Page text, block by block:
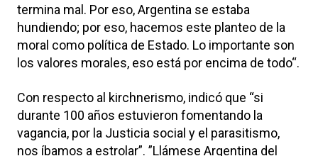
termina mal. Por eso, Argentina se estaba
hundiendo; por eso, hacemos este planteo de la
moral como política de Estado. Lo importante son
los valores morales, eso está por encima de todo“.
Con respecto al kirchnerismo, indicó que “si
durante 100 años estuvieron fomentando la
vagancia, por la Justicia social y el parasitismo,
nos íbamos a estrolar”. ”Llámese Argentina del